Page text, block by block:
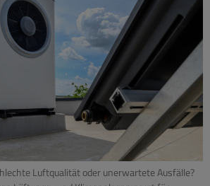
Luftqualität oder unerwartete Ausfälle?